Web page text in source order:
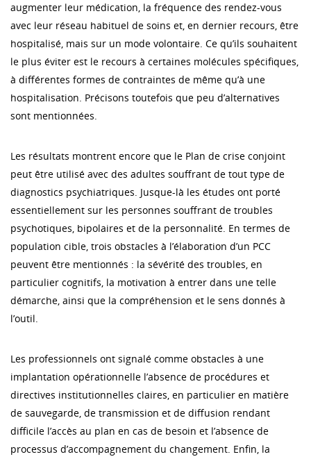
augmenter leur médication, la fréquence des rendez-vous
avec leur réseau habituel de soins et, en dernier recours, être
hospitalisé, mais sur un mode volontaire. Ce qu’ils souhaitent
le plus éviter est le recours à certaines molécules spécifiques,
à différentes formes de contraintes de même qu’à une
hospitalisation. Précisons toutefois que peu d’alternatives
sont mentionnées.
Les résultats montrent encore que le Plan de crise conjoint
peut être utilisé avec des adultes souffrant de tout type de
diagnostics psychiatriques. Jusque-là les études ont porté
essentiellement sur les personnes souffrant de troubles
psychotiques, bipolaires et de la personnalité. En termes de
population cible, trois obstacles à l’élaboration d’un PCC
peuvent être mentionnés : la sévérité des troubles, en
particulier cognitifs, la motivation à entrer dans une telle
démarche, ainsi que la compréhension et le sens donnés à
l’outil.
Les professionnels ont signalé comme obstacles à une
implantation opérationnelle l’absence de procédures et
directives institutionnelles claires, en particulier en matière
de sauvegarde, de transmission et de diffusion rendant
difficile l’accès au plan en cas de besoin et l’absence de
processus d’accompagnement du changement. Enfin, la